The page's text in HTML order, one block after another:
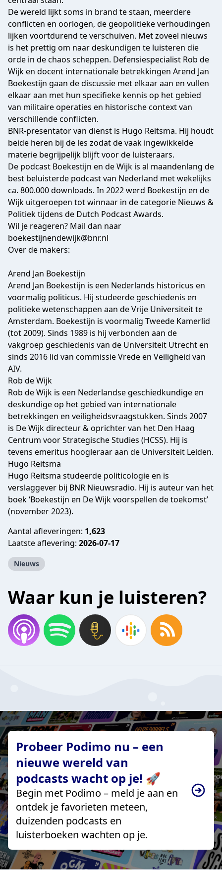
De wereld lijkt soms in brand te staan, meerdere
conflicten en oorlogen, de geopolitieke verhoudingen
lijken voortdurend te verschuiven. Met zoveel nieuws
is het prettig om naar deskundigen te luisteren die
orde in de chaos scheppen. Defensiespecialist Rob de
Wijk en docent internationale betrekkingen Arend Jan
Boekestijn gaan de discussie met elkaar aan en vullen
elkaar aan met hun specifieke kennis op het gebied
van militaire operaties en historische context van
verschillende conflicten.
BNR-presentator van dienst is Hugo Reitsma. Hij houdt
beide heren bij de les zodat de vaak ingewikkelde
materie begrijpelijk blijft voor de luisteraars.
De podcast Boekestijn en de Wijk is al maandenlang de
best beluisterde podcast van Nederland met wekelijks
ca. 800.000 downloads. In 2022 werd Boekestijn en de
Wijk uitgeroepen tot winnaar in de categorie Nieuws &
Politiek tijdens de Dutch Podcast Awards.
Wil je reageren? Mail dan naar
boekestijnendewijk@bnr.nl
Over de makers:
Arend Jan Boekestijn
Arend Jan Boekestijn is een Nederlands historicus en
voormalig politicus. Hij studeerde geschiedenis en
politieke wetenschappen aan de Vrije Universiteit te
Amsterdam. Boekestijn is voormalig Tweede Kamerlid
(tot 2009). Sinds 1989 is hij verbonden aan de
vakgroep geschiedenis van de Universiteit Utrecht en
sinds 2016 lid van commissie Vrede en Veiligheid van
AIV.
Rob de Wijk
Rob de Wijk is een Nederlandse geschiedkundige en
deskundige op het gebied van internationale
betrekkingen en veiligheidsvraagstukken. Sinds 2007
is De Wijk directeur & oprichter van het Den Haag
Centrum voor Strategische Studies (HCSS). Hij is
tevens emeritus hoogleraar aan de Universiteit Leiden.
Hugo Reitsma
Hugo Reitsma studeerde politicologie en is
verslaggever bij BNR Nieuwsradio. Hij is auteur van het
boek ‘Boekestijn en De Wijk voorspellen de toekomst’
(november 2023).
Aantal afleveringen: 1,623
Laatste aflevering: 2026-07-17
Nieuws
Waar kun je luisteren?
Probeer Podimo nu – een
nieuwe wereld van
podcasts wacht op je! 🚀
Begin met Podimo – meld je aan en
ontdek je favorieten meteen,
duizenden podcasts en
luisterboeken wachten op je.